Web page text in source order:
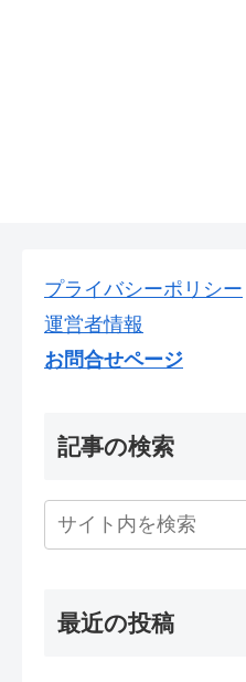
プライバシーポリシー
運営者情報
お問合せページ
記事の検索
最近の投稿